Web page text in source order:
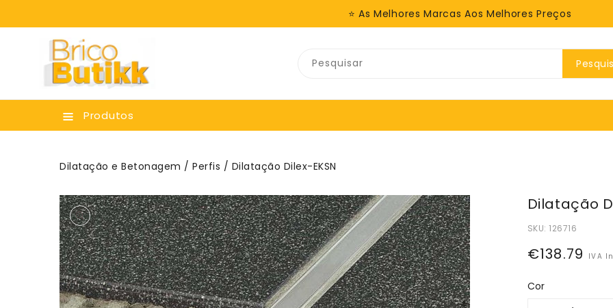
⭐ As Melhores Marcas Aos Melhores Preços
Produtos
Dilatação e Betonagem / Perfis / Dilatação Dilex-EKSN
Dilatação
SKU: 126716
Preço
€138.79 IVA
Cor